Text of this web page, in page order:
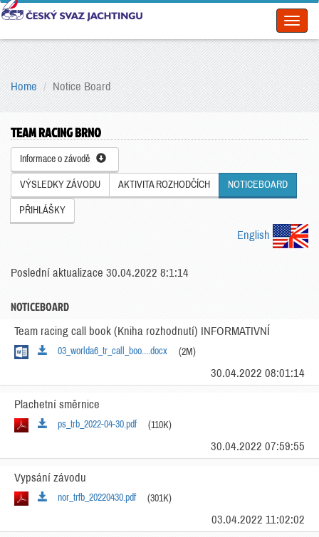
Home Notice Board
TEAM RACING BRNO
Informace o závodě
VÝSLEDKY ZÁVODU AKTIVITA ROZHODČÍCH NOTICEBOARD
PŘIHLÁŠKY
English
Poslední aktualizace 30.04.2022 8:1:14
NOTICEBOARD
Team racing call book (Kniha rozhodnutí) INFORMATIVNÍ
03_worlda6_tr_call_boo....docx (2M)
30.04.2022 08:01:14
Plachetní směrnice
ps_trb_2022-04-30.pdf (110K)
30.04.2022 07:59:55
Vypsání závodu
nor_trfb_20220430.pdf (301K)
03.04.2022 11:02:02